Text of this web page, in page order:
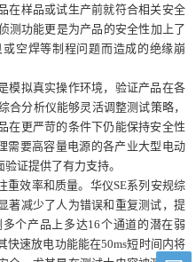
在样品或试生产前就符合相关安全
测功能更是为产品的安全性加上了
空焊等制程问题而造成的绝缘崩
模拟真实操作环境，验证产品在各
合分析仪能够灵活调整测试策略，
在更严苛的条件下仍能保持安全性
需要高容量电源的各产业大型电动
证提供了有力支持。
重效率和质量。华仪SE系列安规综
著减少了人为错误和重复测试，提
个产品上多达16个通道的潜在弱
快速放电功能能在50ms短时间内将